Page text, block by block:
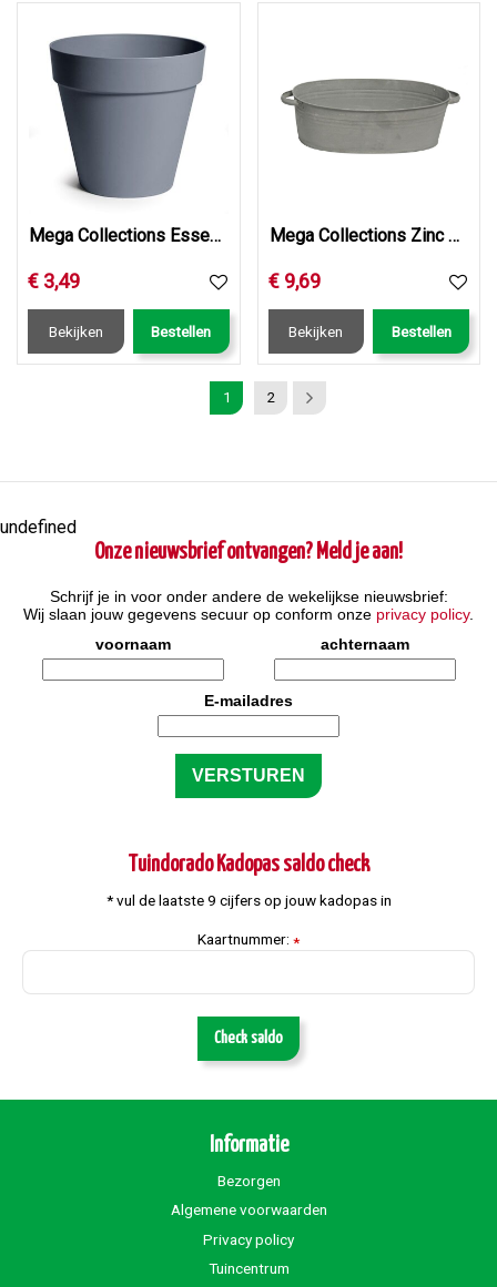
Mega Collections Essence Rio Pebble Grey D26H22.2
€ 3,49
Bekijken Bestellen
Mega Collections Zinc Old Look Oval Low w/handle L33W23H14
€ 9,69
Bekijken Bestellen
1 2
undefined
Onze nieuwsbrief ontvangen? Meld je aan!
Schrijf je in voor onder andere de wekelijkse nieuwsbrief:
Wij slaan jouw gegevens secuur op conform onze privacy policy.
voornaam
achternaam
E-mailadres
Tuindorado Kadopas saldo check
* vul de laatste 9 cijfers op jouw kadopas in
Kaartnummer: *
Check saldo
Informatie
Bezorgen
Algemene voorwaarden
Privacy policy
Tuincentrum